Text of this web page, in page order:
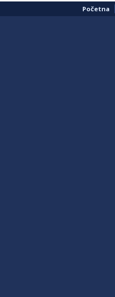
Početna